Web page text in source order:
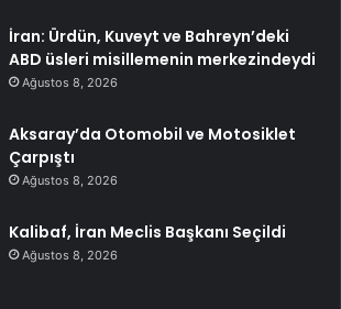
İran: Ürdün, Kuveyt ve Bahreyn’deki
ABD üsleri misillemenin merkezindeydi
Ağustos 8, 2026
Aksaray’da Otomobil ve Motosiklet
Çarpıştı
Ağustos 8, 2026
Kalibaf, İran Meclis Başkanı Seçildi
Ağustos 8, 2026